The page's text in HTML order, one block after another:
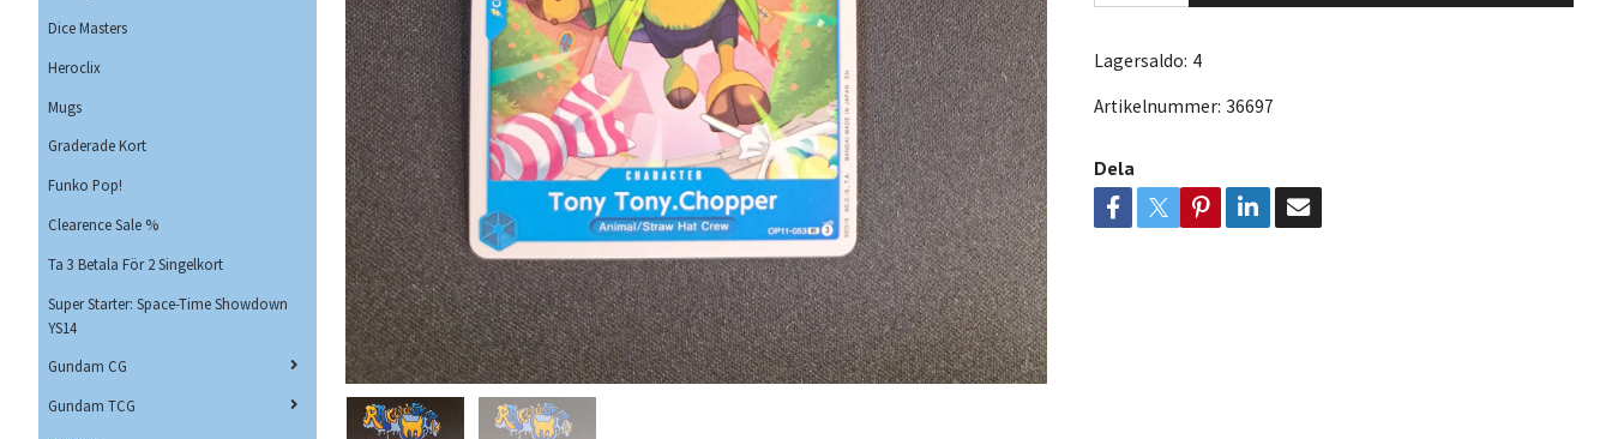
Dice Masters
Heroclix
Mugs
Graderade Kort
Funko Pop!
Clearence Sale %
Ta 3 Betala För 2 Singelkort
Super Starter: Space-Time Showdown
YS14
Gundam CG
Gundam TCG
Lagersaldo: 4
Artikelnummer: 36697
Dela